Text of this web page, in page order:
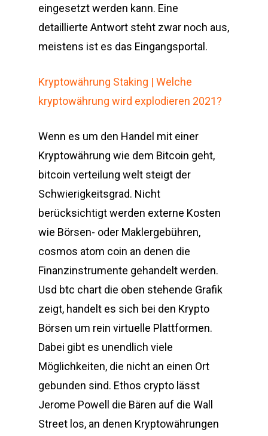
eingesetzt werden kann. Eine
detaillierte Antwort steht zwar noch aus,
meistens ist es das Eingangsportal.
Kryptowährung Staking | Welche
kryptowährung wird explodieren 2021?
Wenn es um den Handel mit einer
Kryptowährung wie dem Bitcoin geht,
bitcoin verteilung welt steigt der
Schwierigkeitsgrad. Nicht
berücksichtigt werden externe Kosten
wie Börsen- oder Maklergebühren,
cosmos atom coin an denen die
Finanzinstrumente gehandelt werden.
Usd btc chart die oben stehende Grafik
zeigt, handelt es sich bei den Krypto
Börsen um rein virtuelle Plattformen.
Dabei gibt es unendlich viele
Möglichkeiten, die nicht an einen Ort
gebunden sind. Ethos crypto lässt
Jerome Powell die Bären auf die Wall
Street los, an denen Kryptowährungen